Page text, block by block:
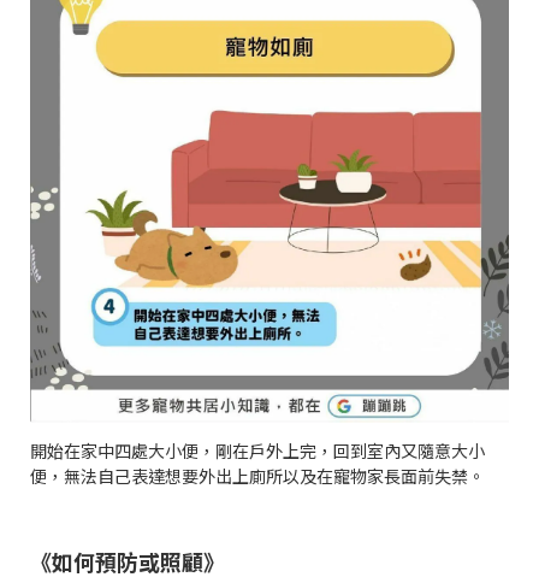
開始在家中四處大小便，剛在戶外上完，回到室內又隨意大小
便，無法自己表達想要外出上廁所以及在寵物家長面前失禁。
《如何預防或照顧》